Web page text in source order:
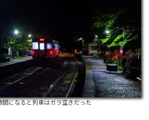
間になると列車はガラ空きだった